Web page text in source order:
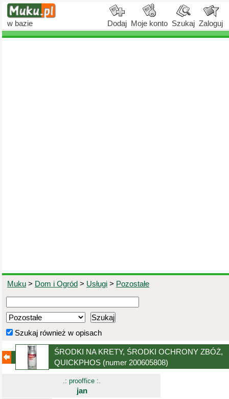
w bazie Dodaj Moje konto Szukaj Zaloguj
Muku > Dom i Ogród > Usługi > Pozostałe
Szukaj również w opisach
ŚRODKI NA KRETY, ŚRODKI OCHRONY ZBÓŻ,
QUICKPHOS (numer 200605808)
.: prooffice :.
jan